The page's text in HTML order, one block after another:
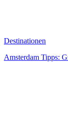
Destinationen
Amsterdam Tipps: